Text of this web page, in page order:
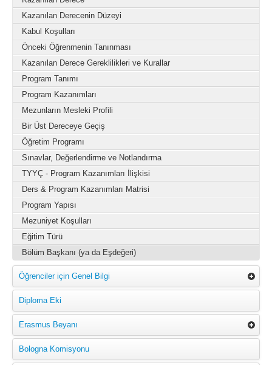
Kazanılan Derecenin Düzeyi
Kabul Koşulları
Önceki Öğrenmenin Tanınması
Kazanılan Derece Gereklilikleri ve Kurallar
Program Tanımı
Program Kazanımları
Mezunların Mesleki Profili
Bir Üst Dereceye Geçiş
Öğretim Programı
Sınavlar, Değerlendirme ve Notlandırma
TYYÇ - Program Kazanımları İlişkisi
Ders & Program Kazanımları Matrisi
Program Yapısı
Mezuniyet Koşulları
Eğitim Türü
Bölüm Başkanı (ya da Eşdeğeri)
Öğrenciler için Genel Bilgi
Diploma Eki
Erasmus Beyanı
Bologna Komisyonu